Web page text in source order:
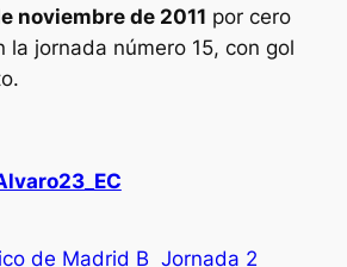
noviembre de 2011 por cero
la jornada número 15, con gol
de Madrid B Jornada 2